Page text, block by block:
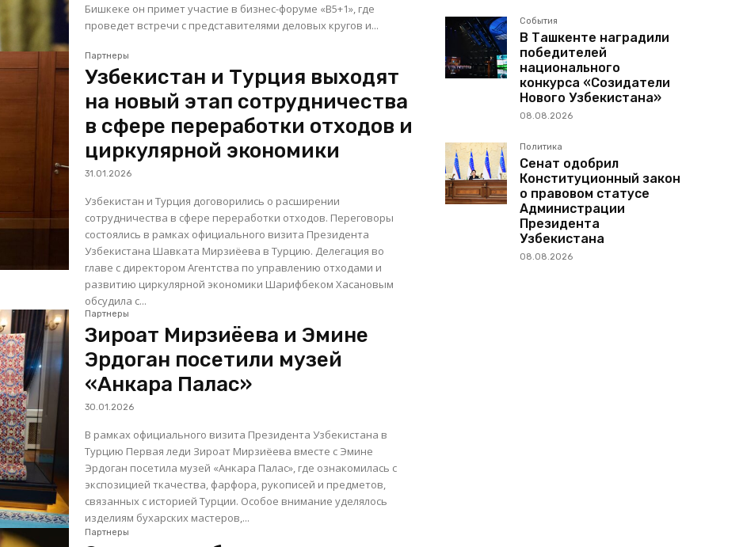
Бишкеке он примет участие в бизнес-форуме «B5+1», где
проведет встречи с представителями деловых кругов и...
Партнеры
Узбекистан и Турция выходят
на новый этап сотрудничества
в сфере переработки отходов и
циркулярной экономики
31.01.2026
Узбекистан и Турция договорились о расширении
сотрудничества в сфере переработки отходов. Переговоры
состоялись в рамках официального визита Президента
Узбекистана Шавката Мирзиёева в Турцию. Делегация во
главе с директором Агентства по управлению отходами и
развитию циркулярной экономики Шарифбеком Хасановым
обсудила с...
Партнеры
Зироат Мирзиёева и Эмине
Эрдоган посетили музей
«Анкара Палас»
30.01.2026
В рамках официального визита Президента Узбекистана в
Турцию Первая леди Зироат Мирзиёева вместе с Эмине
Эрдоган посетила музей «Анкара Палас», где ознакомилась с
экспозицией ткачества, фарфора, рукописей и предметов,
связанных с историей Турции. Особое внимание уделялось
изделиям бухарских мастеров,...
Партнеры
События
В Ташкенте наградили
победителей
национального
конкурса «Созидатели
Нового Узбекистана»
08.08.2026
Политика
Сенат одобрил
Конституционный закон
о правовом статусе
Администрации
Президента
Узбекистана
08.08.2026